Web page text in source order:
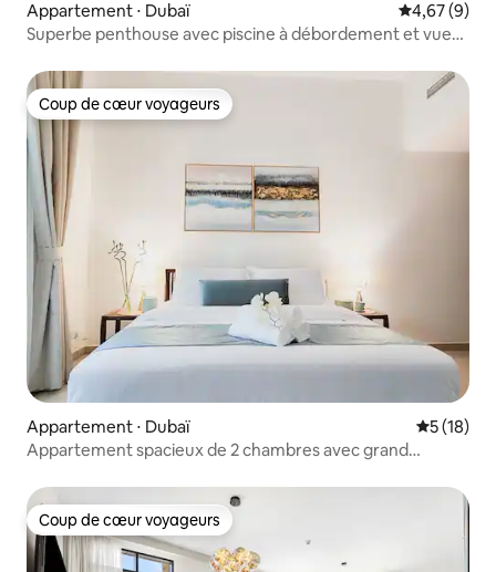
Appartement ⋅ Dubaï Évaluation
4,67 (9)
Superbe penthouse avec piscine à débordement et vue
Coup de cœur voyageurs
Coup de cœur voyageurs
Appartement ⋅ Dubaï
5 (18)
Appartement spacieux de 2 chambres avec grand
Coup de cœur voyageurs
Coup de cœur voyageurs